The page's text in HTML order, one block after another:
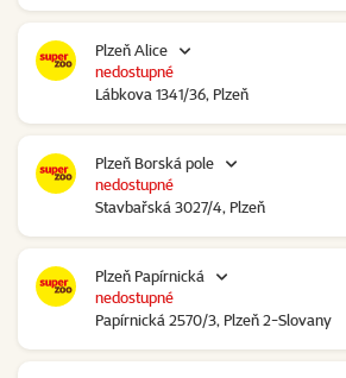
Plzeň Alice
Lábkova 1341/36, Plzeň
nedostupné
Plzeň Borská pole
Stavbařská 3027/4, Plzeň
nedostupné
Plzeň Papírnická
Papírnická 2570/3, Plzeň 2-Slovany
nedostupné